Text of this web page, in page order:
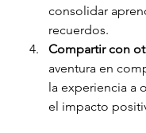
consolidar
recuerdos.
Compartir con
aventura en
la experiencia a
el impacto